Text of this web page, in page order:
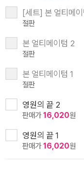
[세트] 본 얼티메
절판
본 얼티메이텀 2
절판
본 얼티메이텀 1
절판
영원의 끝 2
판매가16,020원
영원의 끝 1
판매가16,020원